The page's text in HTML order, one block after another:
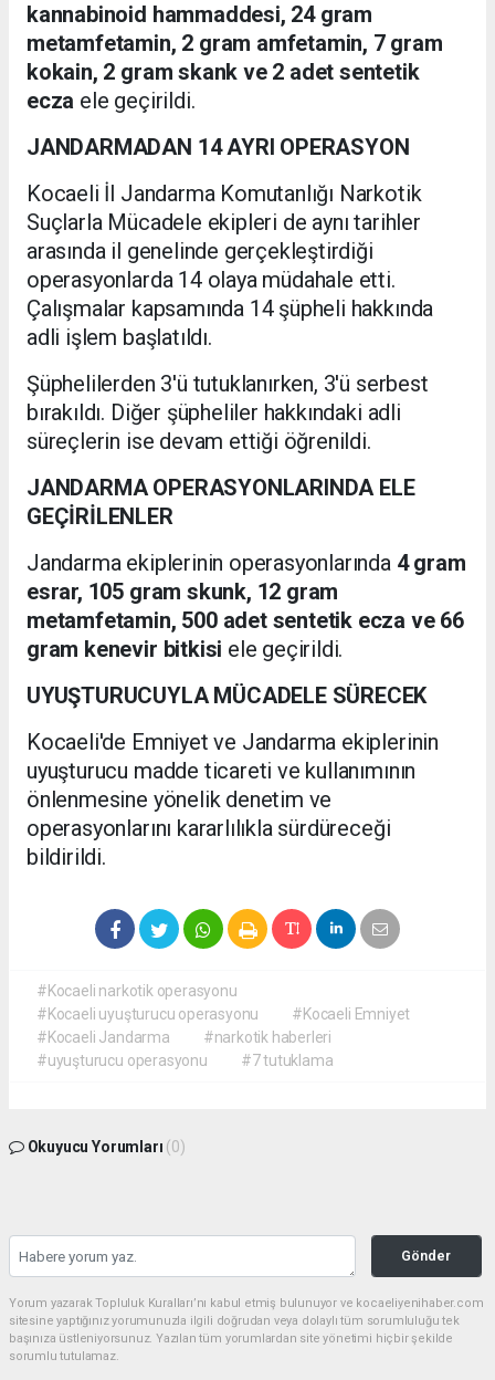
kannabinoid hammaddesi, 24 gram
metamfetamin, 2 gram amfetamin, 7 gram
kokain, 2 gram skank ve 2 adet sentetik
ecza ele geçirildi.
JANDARMADAN 14 AYRI OPERASYON
Kocaeli İl Jandarma Komutanlığı Narkotik
Suçlarla Mücadele ekipleri de aynı tarihler
arasında il genelinde gerçekleştirdiği
operasyonlarda 14 olaya müdahale etti.
Çalışmalar kapsamında 14 şüpheli hakkında
adli işlem başlatıldı.
Şüphelilerden 3'ü tutuklanırken, 3'ü serbest
bırakıldı. Diğer şüpheliler hakkındaki adli
süreçlerin ise devam ettiği öğrenildi.
JANDARMA OPERASYONLARINDA ELE
GEÇİRİLENLER
Jandarma ekiplerinin operasyonlarında 4 gram
esrar, 105 gram skunk, 12 gram
metamfetamin, 500 adet sentetik ecza ve 66
gram kenevir bitkisi ele geçirildi.
UYUŞTURUCUYLA MÜCADELE SÜRECEK
Kocaeli'de Emniyet ve Jandarma ekiplerinin
uyuşturucu madde ticareti ve kullanımının
önlenmesine yönelik denetim ve
operasyonlarını kararlılıkla sürdüreceği
bildirildi.
#Kocaeli narkotik operasyonu
#Kocaeli uyuşturucu operasyonu
#Kocaeli Emniyet
#Kocaeli Jandarma
#narkotik haberleri
#uyuşturucu operasyonu
#7 tutuklama
Okuyucu Yorumları (0)
Gönder
Yorum yazarak Topluluk Kuralları’nı kabul etmiş bulunuyor ve kocaeliyenihaber.com
sitesine yaptığınız yorumunuzla ilgili doğrudan veya dolaylı tüm sorumluluğu tek
başınıza üstleniyorsunuz. Yazılan tüm yorumlardan site yönetimi hiçbir şekilde
sorumlu tutulamaz.